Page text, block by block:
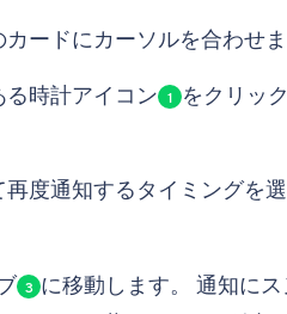
ードにカーソルを合わせ
時計アイコン 1
をクリッ
度通知するタイミングを
3 に移動します。 通知に